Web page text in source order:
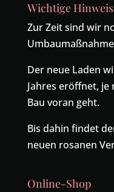
Wichtige
Zur Zeit sind wir
Der neue Laden
Jahres eröffnet, je
Bau voran geht.
Bis dahin findet
neuen rosanen
Online-Shop